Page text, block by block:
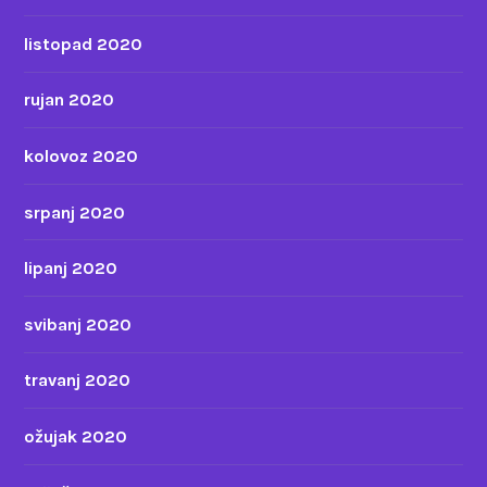
listopad 2020
rujan 2020
kolovoz 2020
srpanj 2020
lipanj 2020
svibanj 2020
travanj 2020
ožujak 2020